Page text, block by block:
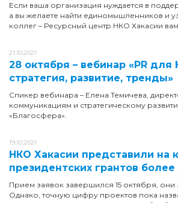
Если ваша организация нуждается в
а вы желаете найти единомышленников и
коллег – Ресурсный центр НКО Хакасии
21.10.2021
28 октября – вебинар «PR для
стратегия, развитие, тренды»
Спикер вебинара – Елена Темичева,
коммуникациям и стратегическому
«Благосфера».
19.10.2021
НКО Хакасии представили на
президентских грантов более
Прием заявок завершился 15 октября, они
Однако, точную цифру проектов пока